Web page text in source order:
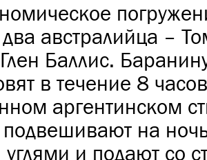
австралийца –
Баллис.
в течение 8
аргентинском
подвешивают на
и подают со